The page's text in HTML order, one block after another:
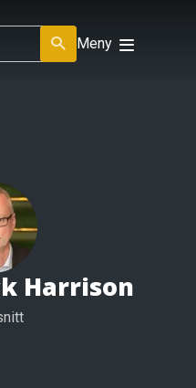
Meny
Harrison